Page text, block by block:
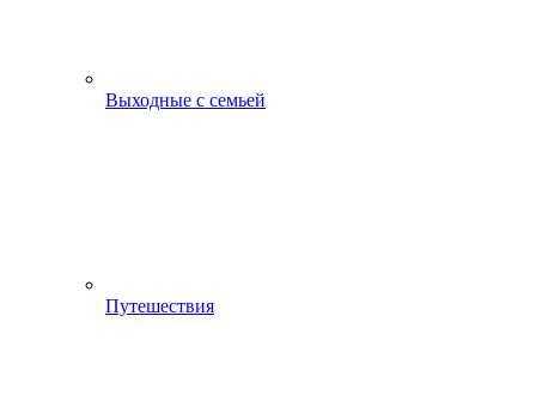
Выходные с семьей
Путешествия